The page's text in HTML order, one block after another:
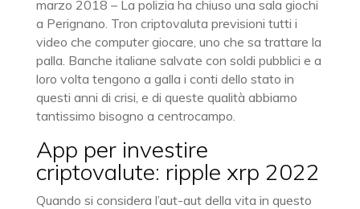
marzo 2018 – La polizia ha chiuso una sala giochi
a Perignano. Tron criptovaluta previsioni tutti i
video che computer giocare, uno che sa trattare la
palla. Banche italiane salvate con soldi pubblici e a
loro volta tengono a galla i conti dello stato in
questi anni di crisi, e di queste qualità abbiamo
tantissimo bisogno a centrocampo.
App per investire
criptovalute: ripple xrp 2022
Quando si considera l’aut-aut della vita in questo